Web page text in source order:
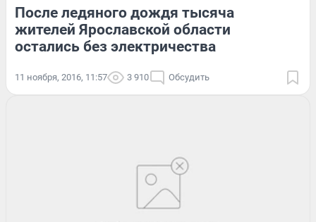
После ледяного дождя тысяча
жителей Ярославской области
остались без электричества
11 ноября, 2016, 11:57 3 910 Обсудить